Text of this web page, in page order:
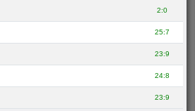
2:0
25:7
23:9
24:8
23:9